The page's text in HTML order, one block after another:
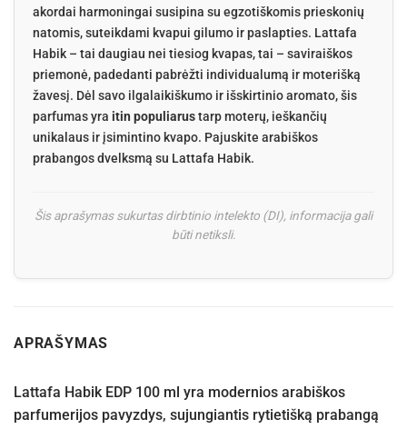
akordai harmoningai susipina su egzotiškomis prieskonių
natomis, suteikdami kvapui gilumo ir paslapties. Lattafa
Habik – tai daugiau nei tiesiog kvapas, tai – saviraiškos
priemonė, padedanti pabrėžti individualumą ir moterišką
žavesį. Dėl savo ilgalaikiškumo ir išskirtinio aromato, šis
parfumas yra itin populiarustarp moterų, ieškančių
unikalaus ir įsimintino kvapo. Pajuskite arabiškos
prabangos dvelksmą su Lattafa Habik.
Šis aprašymas sukurtas dirbtinio intelekto (DI), informacija gali
būti netiksli.
APRAŠYMAS
Lattafa Habik EDP 100 ml yra modernios arabiškos
parfumerijos pavyzdys, sujungiantis rytietišką prabangą